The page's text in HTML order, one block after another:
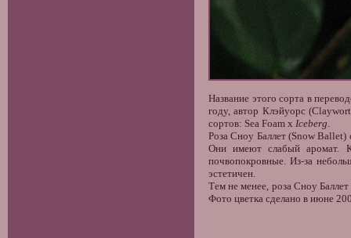
Название этого сорта в
году, автор Клэйуорс
сортов: Sea Foam x Iceberg.
Роза Сноу Баллет (Snow
Они имеют слабый аромат.
почвопокровные. Из-за
эстетичен.
Тем не менее, роза Сноу
Фото цветка сделано в июне